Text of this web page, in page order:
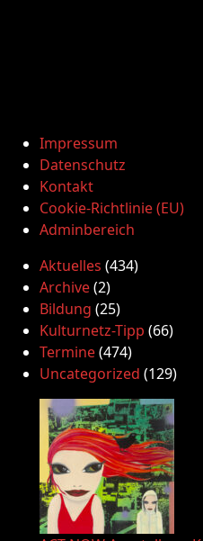
Impressum
Datenschutz
Kontakt
Cookie-Richtlinie (EU)
Adminbereich
Aktuelles (434)
Archive(2)
Bildung (25)
Kulturnetz-Tipp (66)
Termine(474)
Uncategorized (129)